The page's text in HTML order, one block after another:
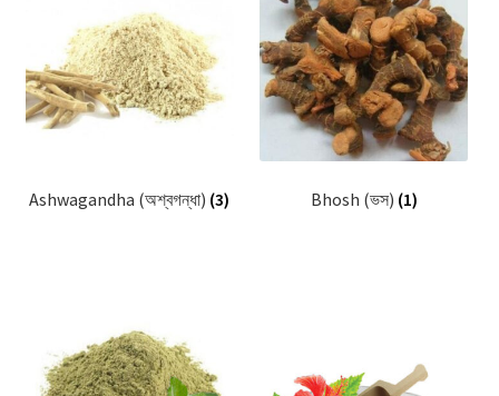
Recipe
Shop
Ashwagandha (অশ্বগন্ধা) (3) Bhosh (ভস) (1)